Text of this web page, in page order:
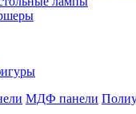
МДФ панели